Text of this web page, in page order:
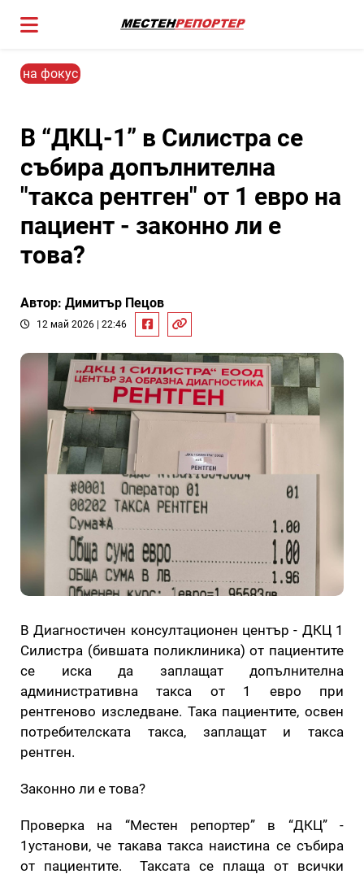
на фокус
В “ДКЦ-1” в Силистра се
събира допълнителна
"такса рентген" от 1 евро на
пациент - законно ли е
това?
Автор: Димитър Пецов
12 май 2026 | 22:46
В Диагностичен консултационен център - ДКЦ 1
Силистра (бившата поликлиника) от пациентите
се иска да заплащат допълнителна
административна такса от 1 евро при
рентгеново изследване. Така пациентите, освен
потребителската такса, заплащат и такса
рентген.
Законно ли е това?
Проверка на “Местен репортер” в “ДКЦ” -
1установи, че такава такса наистина се събира
от пациентите. Таксата се плаща от всички